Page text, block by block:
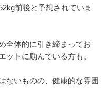
前後と予想されていま
全体的に引き締まってお
ットに励んでいる方も。
ないものの、健康的な雰囲